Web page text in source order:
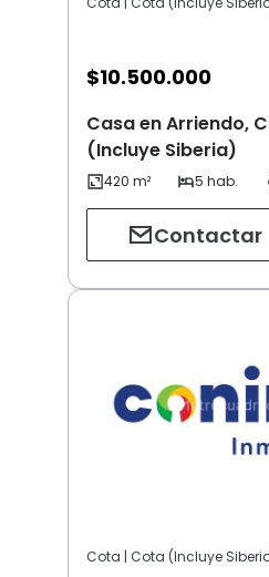
$10.500.000
Casa en Arriendo,
(Incluye Siberia)
Contactar
Cota | Cota (Incluye